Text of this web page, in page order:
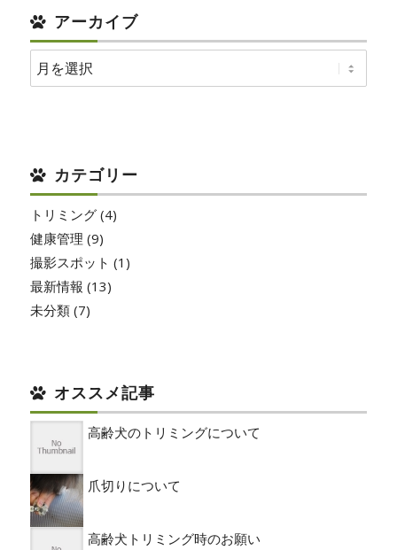
アーカイブ
カテゴリー
トリミング(4)
健康管理 (9)
撮影スポット (1)
最新情報 (13)
未分類(7)
オススメ記事
高齢犬のトリミングについて
爪切りについて
高齢犬トリミング時のお願い